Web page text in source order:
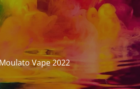
Vape 2022